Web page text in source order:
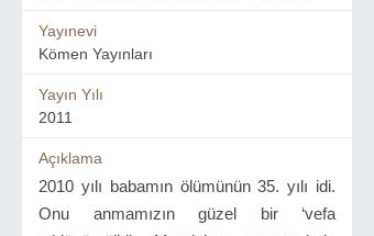
Yayınevi
Kömen Yayınları
Yayın Yılı
2011
Açıklama
2010 yılı babamın ölümünün 35. yılı idi.
Onu anmamızın güzel bir ‘vefa